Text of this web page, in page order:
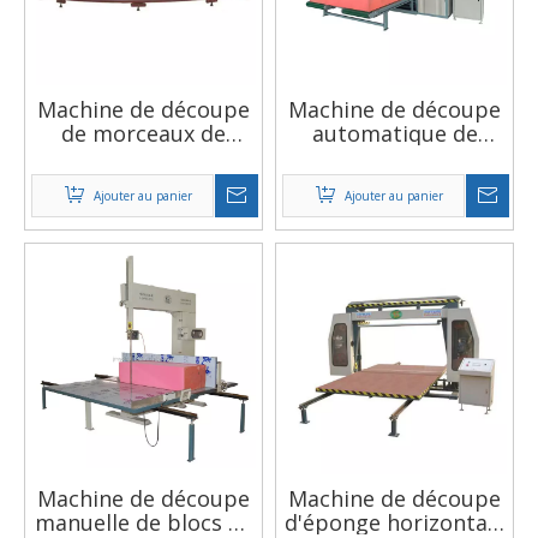
Machine de découpe
de morceaux de
de coupe réglable,
nouvelles idées
commerciales
Ajouter au panier
Machine de découpe
automatique de
équipement de
découpe de mousse
en Latex, scie à la
fois horizontale et
Ajouter au panier
Machine de découpe
manuelle de blocs de
Machine de découpe
d'éponge horizontale